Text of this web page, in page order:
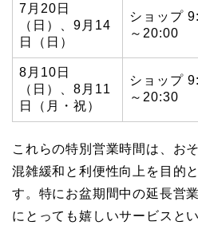
7月20日
（日）、9月14
日（日）
ショップ
～20:00
8月10日
（日）、8月11
日（月・祝）
ショップ
～20:30
これらの特別営業時間は、お
混雑緩和と利便性向上を目的
す。特にお盆期間中の延長営
にとっても嬉しいサービスと